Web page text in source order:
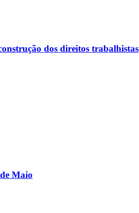
dos direitos trabalhistas
Maio